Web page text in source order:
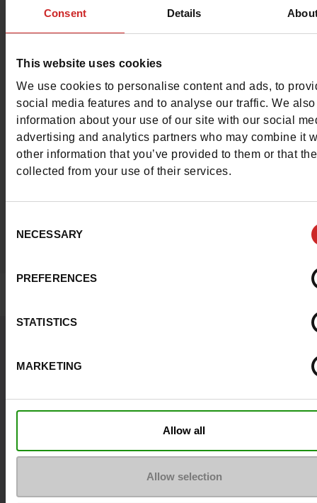
Consent Details
This website uses cookies
We use cookies to personalise content and ads, to
social media features and to analyse our traffic. We
information about your use of our site with our social
advertising and analytics partners who may combine it
other information that you’ve provided to them or that
collected from your use of their services.
Selection
NECESSARY
PREFERENCES
STATISTICS
MARKETING
Allow all
Allow selection
#LoveManietLuxus
la communauté Maniet!Luxus.